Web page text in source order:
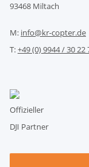
93468 Miltach
M: info@kr-copter.de
T:+49 (0) 9944 / 30 22
Offizieller
DJI Partner